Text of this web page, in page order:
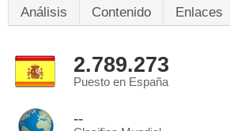
Análisis Contenido Enlaces
2.789.273
Puesto en España
--